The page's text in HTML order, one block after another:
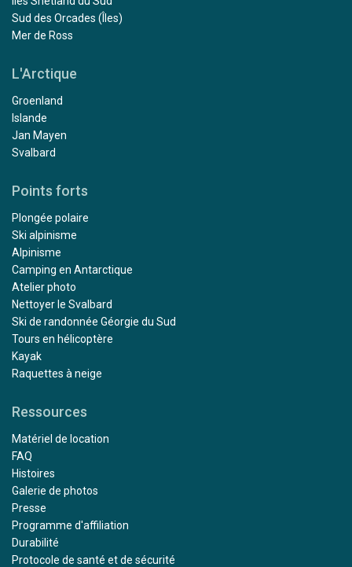
Sud des Orcades (Îles)
Mer de Ross
L'Arctique
Groenland
Islande
Jan Mayen
Svalbard
Points forts
Plongée polaire
Ski alpinisme
Alpinisme
Camping en Antarctique
Atelier photo
Nettoyer le Svalbard
Ski de randonnée Géorgie du Sud
Tours en hélicoptère
Kayak
Raquettes à neige
Ressources
Matériel de location
FAQ
Histoires
Galerie de photos
Presse
Programme d'affiliation
Durabilité
Protocole de santé et de sécurité